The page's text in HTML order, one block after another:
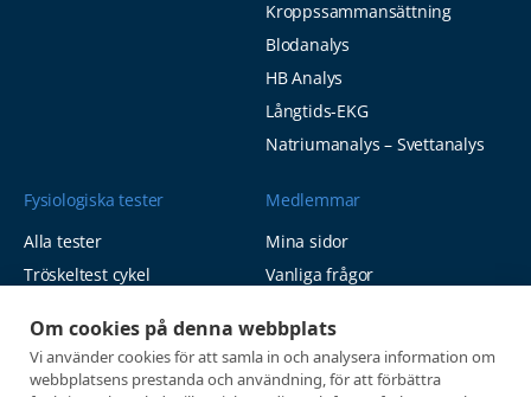
Om cookies på denna webbplats
Vi använder cookies för att samla in och analysera information om
webbplatsens prestanda och användning, för att förbättra
Kroppssammansättning
Blodanalys
HB Analys
Långtids-EKG
Natriumanalys – Svettanalys
Fysiologiska tester
Alla tester
Tröskeltest cykel
Tröskeltest skidor
Tröskeltest triathlon (cykel +
Medlemmar
Mina sidor
Vanliga frågor
© 2026
Integritetspolicy